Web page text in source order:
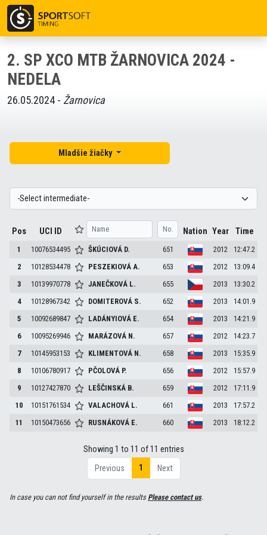
2. SP XCO MTB ŽARNOVICA 2024 -
NEDELA
26.05.2024 - Žarnovica
Mladšie žiačky
Pos UCI ID Nation Year Time
1 10076534495 ŠKÚCIOVÁ D. 651 2012
12:47.2
2
10128534478 PESZEKIOVÁA. 653 2012
13:09.4
3
10139970778 JANEČKOVÁ L. 655 2013
13:30.2
4
10128967342 DOMITEROVÁ S. 652 2013
14:01.9
5
10092689847 LADÁNYIOVÁ E. 654 2013
14:21.9
6
10095269946 MARÁZOVÁ N. 657 2012
14:23.7
7
10145953153 KLIMENTOVÁ N. 658 2013
15:35.9
8
10106780917 PČOLOVÁ P. 656 2012
15:57.9
9
10127427870 LEŠČINSKÁ B. 659 2012
17:11.9
10
10151761534 VALACHOVÁ L. 661 2013
17:57.2
11
10150473656 RUSNÁKOVÁ E. 660 2013 18:12.2
Showing 1 to 11 of 11 entries
Previous
1 Next
In case you can not find yourself in the resultsPlease contact us.